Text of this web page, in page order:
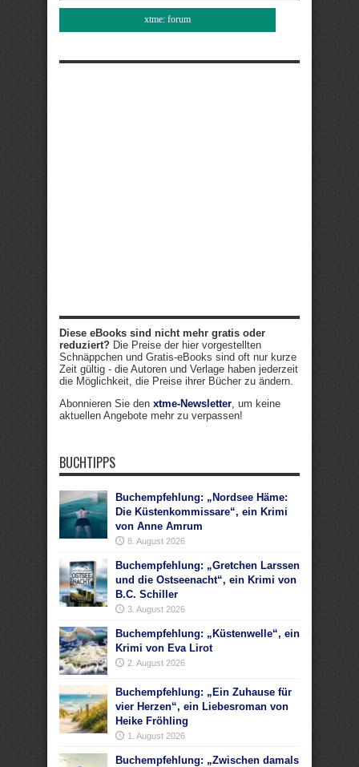
xtme: forum
Diese eBooks sind nicht mehr gratis oder
reduziert? Die Preise der hier vorgestellten
Schnäppchen und Gratis-eBooks sind oft nur kurze
Zeit gültig - die Autoren und Verlage haben jederzeit
die Möglichkeit, die Preise ihrer Bücher zu ändern.
Abonnieren Sie den xtme-Newsletter, um keine
aktuellen Angebote mehr zu verpassen!
BUCHTIPPS
Buchempfehlung: „Nordsee Häme:
Die Küstenkommissare“, ein Krimi
von Anne Amrum
8. August 2026
Buchempfehlung: „Gretchen Larssen
und die Ostseenacht“, ein Krimi von
B.C. Schiller
3. August 2026
Buchempfehlung: „Küstenwelle“, ein
Krimi von Eva Lirot
2. August 2026
Buchempfehlung: „Ein Zuhause für
vier Herzen“, ein Liebesroman von
Heike Fröhling
1. August 2026
Buchempfehlung: „Zwischen damals